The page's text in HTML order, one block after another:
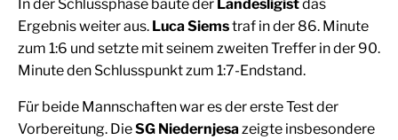
In der Schlussphase baute der Landesligistdas
Ergebnis weiter aus. Luca Siemstraf in der 86. Minute
zum 1:6 und setzte mit seinem zweiten Treffer in der 90.
Minute den Schlusspunkt zum 1:7-Endstand.
Für beide Mannschaften war es der erste Test der
Vorbereitung. DieSG Niedernjesazeigte insbesondere